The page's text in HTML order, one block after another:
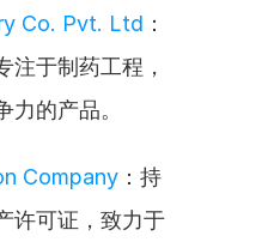
Co. Pvt. Ltd ：
注于制药工程，
力的产品。
Company ：持
许可证，致力于